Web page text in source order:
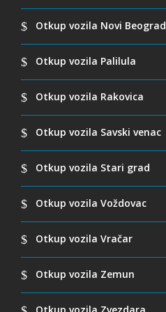
Otkup vozila Novi Beograd
Otkup vozila Palilula
Otkup vozila Rakovica
Otkup vozila Savski venac
Otkup vozila Stari grad
Otkup vozila Voždovac
Otkup vozila Vračar
Otkup vozila Zemun